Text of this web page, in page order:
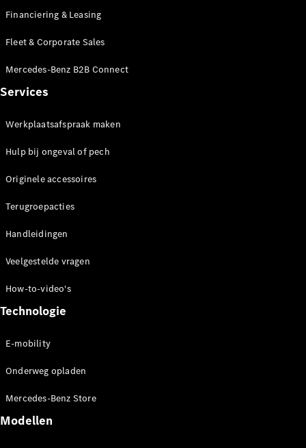
GLB Elektrisch
GLC
Elektrisch
GLC Coupé
GLE
GLE Coupé
Coupé
Mercedes-
GLS SUV
Terreinwagen
Terreinwagen
Mercedes-
Estate
Financiering & Leasing
Fleet & Corporate Sales
Mercedes-Benz B2B Connect
Services
Werkplaatsafspraak maken
Hulp bij ongeval of pech
Originele accessoires
Terugroepacties
Handleidingen
Veelgestelde vragen
How-to-video's
Technologie
E-mobility
Onderweg opladen
Mercedes-Benz Store
Modellen